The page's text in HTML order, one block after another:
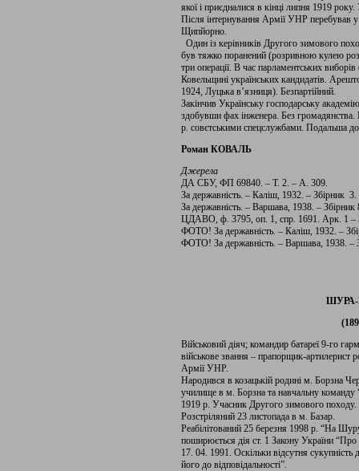
якої і приєдналися в кінці липня 1919
Після інтернування Армії УНР перебував
Щипйорно.
Один із керівників Другого зимового
був тяжко поранений (розривною кулею
три операції. В час парламентських
Ковельщині українських кандидатів.
1924, Луцька в’язниця). Безпартійний.
Закінчив Українську господарську
здобувши фах інженера. Без
р. совєтськими спецслужбами. Подальша
Роман КОВАЛЬ
Джерела
ДА СБУ, ФП 69840. – Т. 2. – А. 309.
За державність. – Каліш, 1932. – Збірник
За державність. – Варшава, 1938. –
ЦДАВО, ф. 3795, оп. 1, спр. 1691. Арк. 1 –
ФОТО! За державність. – Каліш, 1932. –
ФОТО! За державність. – Варшава, 1938. –
ШУРА-
Військовий діяч; командир батареї 9-го
військове звання – прапорщик-артилерист
Армії УНР.
Народився в козацькій родині м. Борзна
училище в м. Борзна та навчальну
1919 р. Учасник Другого зимового
Розстріляний 23 листопада в м. Базар.
Реабілітований 25 березня 1998 р. “На
поширюється дія ст. 1 Закону України “Про
17. 04. 1991. Оскільки відсутня сукупність
його до відповідальності”.